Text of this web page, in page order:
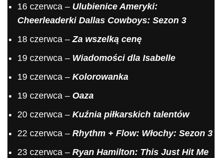
16 czerwca – Ulubienice Ameryki:
Cheerleaderki Dallas Cowboys: Sezon 3
18 czerwca –Za wszelką cenę
19 czerwca – Wiadomości dla Isabelle
19 czerwca – Kolorowanka
19 czerwca – Oaza
20 czerwca – Kuźnia piłkarskich talentów
22 czerwca – Rhythm + Flow: Włochy: Sezon 3
23 czerwca – Ryan Hamilton: This Just Hit Me